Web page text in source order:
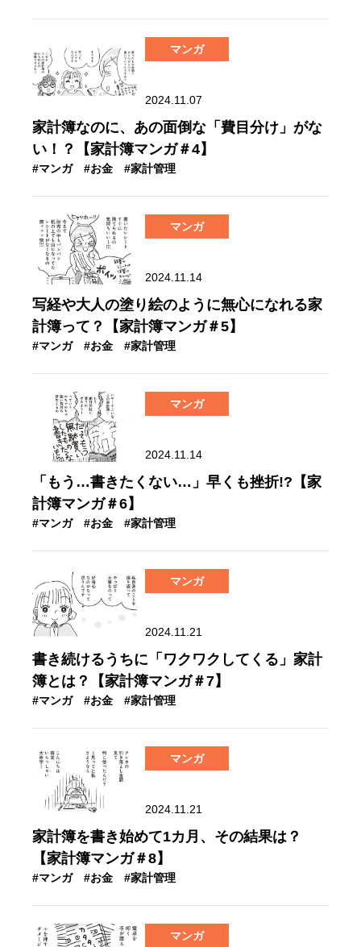
マンガ
2024.11.07
家計簿なのに、あの面倒な「費目分け」がな
い！？【家計簿マンガ＃4】
#マンガ #お金 #家計管理
マンガ
2024.11.14
写経や大人の塗り絵のように無心になれる家
計簿って？【家計簿マンガ＃5】
#マンガ #お金 #家計管理
マンガ
2024.11.14
「もう…書きたくない…」早くも挫折!?【家
計簿マンガ＃6】
#マンガ #お金 #家計管理
マンガ
2024.11.21
書き続けるうちに「ワクワクしてくる」家計
簿とは？【家計簿マンガ＃7】
#マンガ #お金 #家計管理
マンガ
2024.11.21
家計簿を書き始めて1カ月、その結果は？
【家計簿マンガ＃8】
#マンガ #お金 #家計管理
マンガ